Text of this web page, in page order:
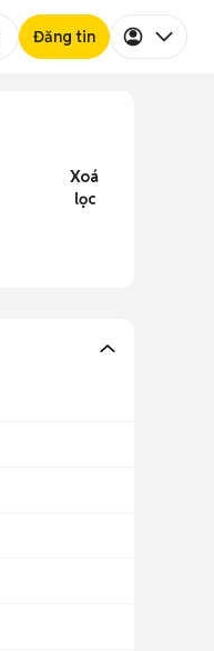
Đăng tin
Xoá
lọc